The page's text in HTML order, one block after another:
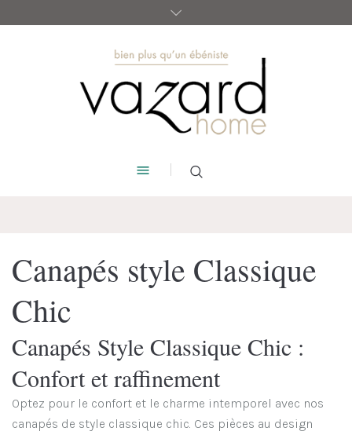
Canapés style Classique
Chic
Canapés Style Classique Chic :
Confort et raffinement
Optez pour le confort et le charme intemporel avec nos
canapés de style classique chic. Ces pièces au design